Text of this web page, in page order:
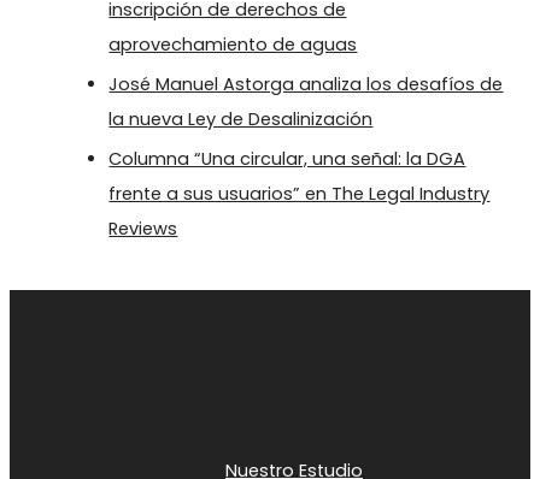
inscripción de derechos de
aprovechamiento de aguas
José Manuel Astorga analiza los desafíos de
la nueva Ley de Desalinización
Columna “Una circular, una señal: la DGA
frente a sus usuarios” en The Legal Industry
Reviews
Nuestro Estudio